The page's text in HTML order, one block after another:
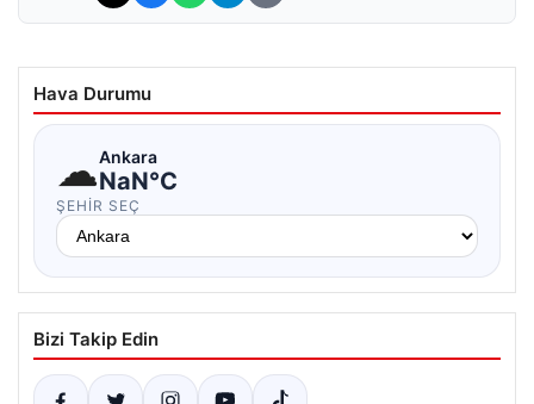
Hava Durumu
☁Ankara
NaN°C
ŞEHIR SEÇ
Bizi Takip Edin